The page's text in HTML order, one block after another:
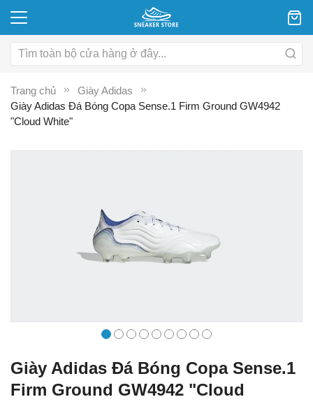
Trang chủ
Giày Adidas
Giày Adidas Đá Bóng Copa Sense.1 Firm Ground GW4942
"Cloud White"
Giày Adidas Đá Bóng Copa Sense.1
Firm Ground GW4942 "Cloud